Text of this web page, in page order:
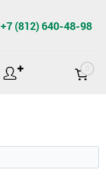
+7 (812) 640-48-98
✚ 0